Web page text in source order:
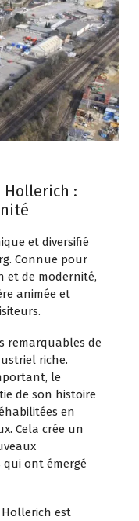
Hollerich :
et diversifié
Connue pour
et de modernité,
animée et
remarquables de
riche.
le
de son histoire
en
Cela crée un
ont émergé
est